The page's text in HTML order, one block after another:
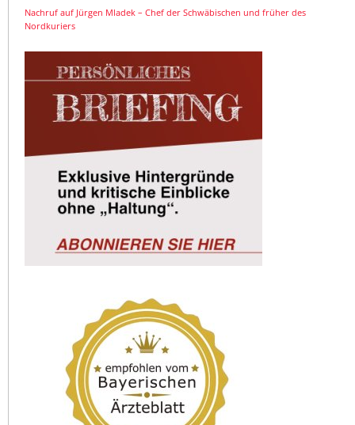
Nachruf auf Jürgen Mladek – Chef der Schwäbischen und früher des
Nordkuriers